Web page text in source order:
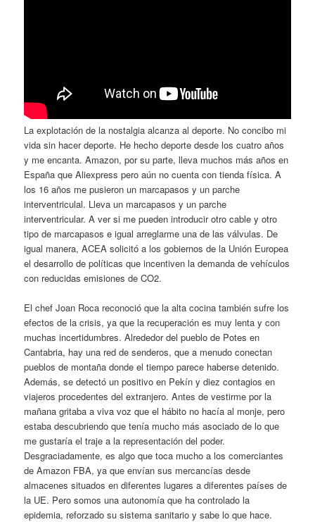
La explotación de la nostalgia alcanza al deporte. No concibo mi
vida sin hacer deporte. He hecho deporte desde los cuatro años
y me encanta. Amazon, por su parte, lleva muchos más años en
España que Aliexpress pero aún no cuenta con tienda física. A
los 16 años me pusieron un marcapasos y un parche
interventriculal. Lleva un marcapasos y un parche
interventricular. A ver si me pueden introducir otro cable y otro
tipo de marcapasos e igual arreglarme una de las válvulas. De
igual manera, ACEA solicitó a los gobiernos de la Unión Europea
el desarrollo de políticas que incentiven la demanda de vehículos
con reducidas emisiones de CO2.
El chef Joan Roca reconoció que la alta cocina también sufre los
efectos de la crisis, ya que la recuperación es muy lenta y con
muchas incertidumbres. Alrededor del pueblo de Potes en
Cantabria, hay una red de senderos, que a menudo conectan
pueblos de montaña donde el tiempo parece haberse detenido.
Además, se detectó un positivo en Pekín y diez contagios en
viajeros procedentes del extranjero. Antes de vestirme por la
mañana gritaba a viva voz que el hábito no hacía al monje, pero
estaba descubriendo que tenía mucho más asociado de lo que
me gustaría el traje a la representación del poder.
Desgraciadamente, es algo que toca mucho a los comerciantes
de Amazon FBA, ya que envían sus mercancías desde
almacenes situados en diferentes lugares a diferentes países de
la UE. Pero somos una autonomía que ha controlado la
epidemia, reforzado su sistema sanitario y sabe lo que hace.